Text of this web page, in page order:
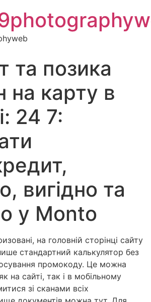
та позика
на карту в
24 7:
вигідно та
у Monto
на головній сторінці сайту
стандартний калькулятор без
промокоду. Це можна
на сайті, так і в мобільному
зі сканами всіх